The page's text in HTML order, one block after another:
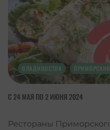
ВЛАДИВОСТОК
С 24 МАЯ ПО 2 ИЮНЯ 2024
Рестораны